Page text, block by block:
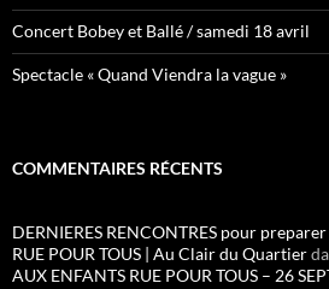
Concert Bobey et Ballé / samedi 18 avril
Spectacle « Quand Viendra la vague »
COMMENTAIRES RÉCENTS
DERNIERES RENCONTRES pour
RUE POUR TOUS | Au Clair du Quartier
AUX ENFANTS RUE POUR TOUS – 26